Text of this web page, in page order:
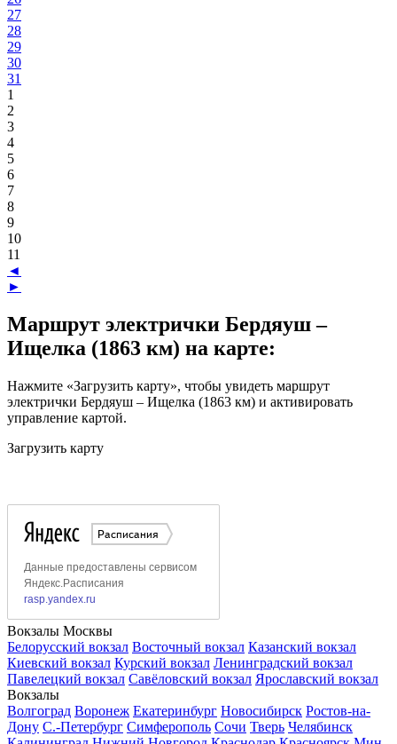
27
28
29
30
31
1
2
3
4
5
6
7
8
9
10
11
◄
►
Маршрут электрички Бердяуш –
Ищелка (1863 км) на карте:
Нажмите «Загрузить карту», чтобы увидеть маршрут
электрички Бердяуш – Ищелка (1863 км) и активировать
управление картой.
Загрузить карту
Вокзалы Москвы
Белорусский вокзал Восточный вокзал Казанский вокзал
Киевский вокзал Курский вокзал Ленинградский вокзал
Павелецкий вокзал Савёловский вокзал Ярославский вокзал
Вокзалы
Волгоград Воронеж Екатеринбург Новосибирск Ростов-на-
Дону С.-Петербург Симферополь Сочи Тверь Челябинск